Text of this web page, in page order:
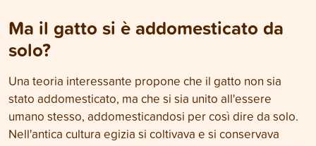
Ma il gatto si è addomesticato da
solo?
Una teoria interessante propone che il gatto non sia
stato addomesticato, ma che si sia unito all'essere
umano stesso, addomesticandosi per così dire da solo.
Nell'antica cultura egizia si coltivava e si conservava